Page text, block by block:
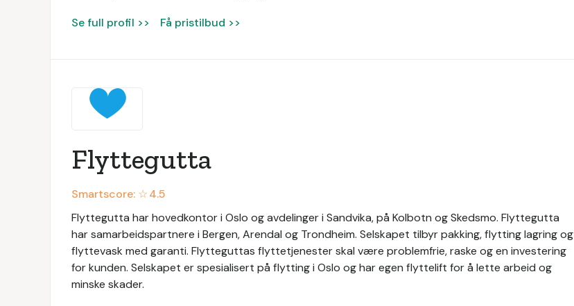
Se full profil >> Få pristilbud >>
Flyttegutta
Smartscore: ☆4.5
Flyttegutta har hovedkontor i Oslo og avdelinger i Sandvika, på Kolbotn og Skedsmo. Flyttegutta
har samarbeidspartnere i Bergen, Arendal og Trondheim. Selskapet tilbyr pakking, flytting lagring og
flyttevask med garanti. Flytteguttas flyttetjenester skal være problemfrie, raske og en investering
for kunden. Selskapet er spesialisert på flytting i Oslo og har egen flyttelift for å lette arbeid og
minske skader.